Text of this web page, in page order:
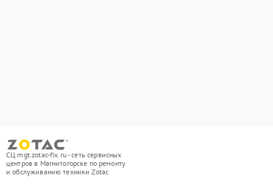
СЦ mgt.zotac-fix.ru - сеть сервисных
центров в Магнитогорске по ремонту
и обслуживанию техники Zotac